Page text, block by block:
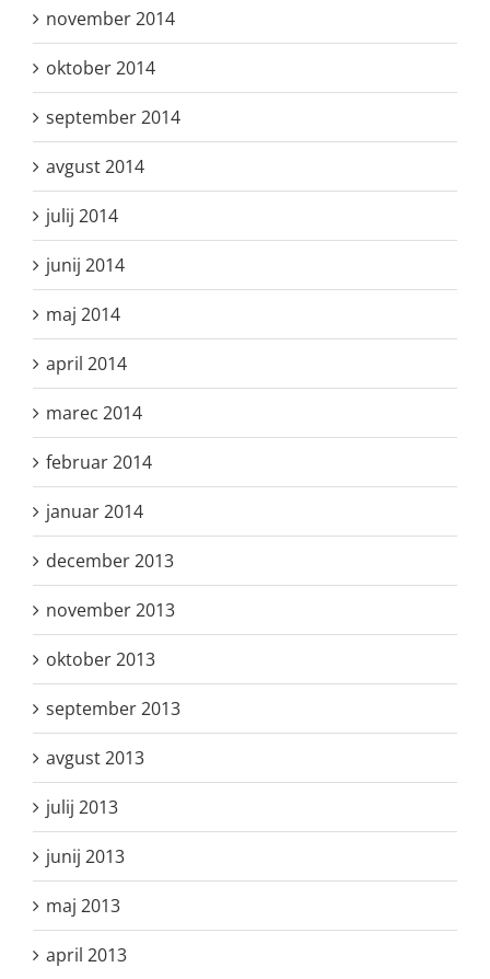
november 2014
oktober 2014
september 2014
avgust 2014
julij 2014
junij 2014
maj 2014
april 2014
marec 2014
februar 2014
januar 2014
december 2013
november 2013
oktober 2013
september 2013
avgust 2013
julij 2013
junij 2013
maj 2013
april 2013